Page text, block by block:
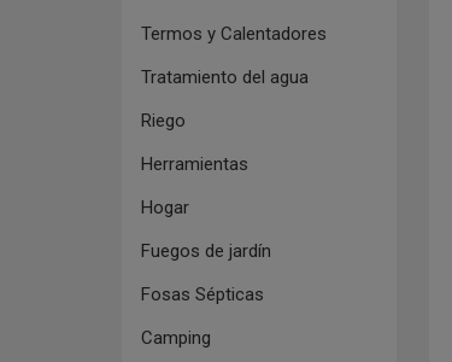
Termos y Calentadores
Tratamiento del agua
Riego
Herramientas
Hogar
Fuegos de jardín
Fosas Sépticas
Camping